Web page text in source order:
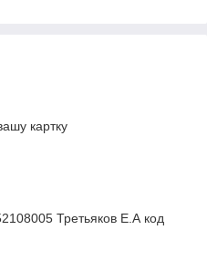
картку
Третьяков Е.А код